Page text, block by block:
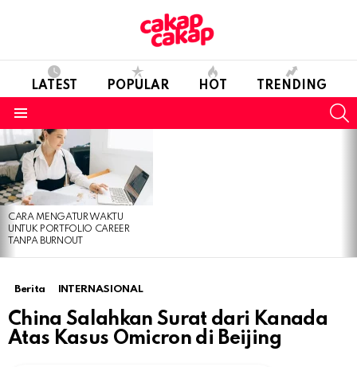
LATEST POPULAR HOT TRENDING
LATEST
STORIES
CARA MENGATUR WAKTU
UNTUK PORTFOLIO CAREER
TANPA BURNOUT
Berita INTERNASIONAL
China Salahkan Surat dari Kanada
Atas Kasus Omicron di Beijing